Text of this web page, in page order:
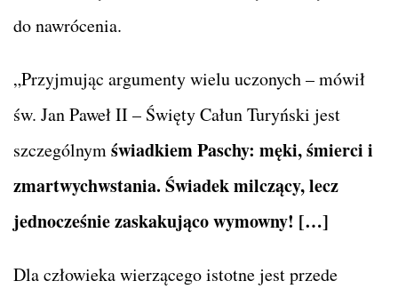
do nawrócenia.
„Przyjmując argumenty wielu uczonych – mówił
św. Jan Paweł II – Święty Całun Turyński jest
szczególnymświadkiem Paschy: męki, śmierci i
zmartwychwstania. Świadek milczący, lecz
jednocześnie zaskakująco wymowny! […]
Dla człowieka wierzącego istotne jest przede